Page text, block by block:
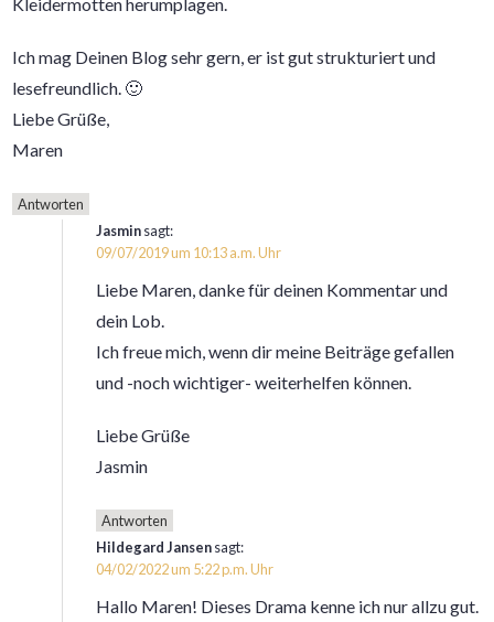
Ich mag Deinen Blog sehr gern, er ist gut strukturiert und
lesefreundlich. 🙂
Liebe Grüße,
Maren
Antworten
Jasminsagt:
09/07/2019 um 10:13 a.m. Uhr
Liebe Maren, danke für deinen Kommentar und
dein Lob.
Ich freue mich, wenn dir meine Beiträge gefallen
und -noch wichtiger- weiterhelfen können.
Liebe Grüße
Jasmin
Antworten
Hildegard Jansensagt:
04/02/2022 um 5:22 p.m. Uhr
Hallo Maren! Dieses Drama kenne ich nur allzu gut.